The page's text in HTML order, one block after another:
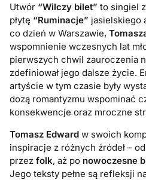
Utwór “Wilczy bilet” to singiel
płytę “Ruminacje” jasielskiego
co dzień w Warszawie,
wspomnienie wczesnych lat
pierwszych chwil zauroczenia
zdefiniował jego dalsze życie.
artyście w tym czasie były
dozą romantyzmu wspominać
konsekwencje oraz mroczne
Tomasz Edward w swoich
inspiracje z różnych źródeł –
przezfolk, aż po nowoczesne
Jego teksty pełne są refleksji